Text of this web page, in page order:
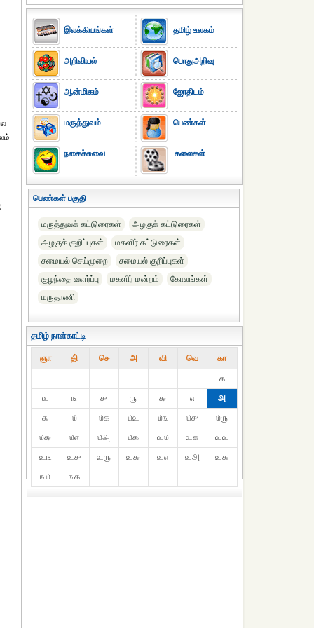
இலக்கியங்கள்
அறிவியல்
ஆன்மிகம்
மருத்துவம்
நகைச்சுவை
தமிழ் உலகம்
பொதுஅறிவு
ஜோதிடம்
பெண்கள்
கலைகள்
பெண்கள் பகுதி
மருத்துவக் கட்டுரைகள்
அழகுக் கட்டுரைகள்
அழகுக் குறிப்புகள்
மகளிர் கட்டுரைகள்
சமையல் செய்முறை
சமையல் குறிப்புகள்
குழந்தை வளர்ப்பு
மகளிர் மன்றம்
கோலங்கள்
மருதாணி
தமிழ் நாள்காட்டி
ஞா தி் செ அ வி வெ கா
௧
௨
௩ ௪ ௫ ௬ ௭
௮
௯
௰ ௰௧ ௰௨ ௰௩ ௰௪
௰௫
௰௬
௰௭ ௰௮ ௰௯ ௨௰ ௨௧
௨௨
௨௩
௨௪ ௨௫ ௨௬ ௨௭ ௨௮
௨௯
௩௰
௩௧